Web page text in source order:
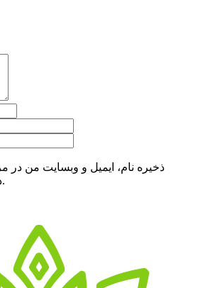
ذخیره نام، ایمیل و وبسایت من در
دوباره دیدگاهی می‌نویسم.